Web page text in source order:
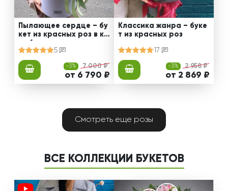
Пылающее сердце – бу
кет из красных роз в ко
робке
5
-3% 7 000 ₽
от 6 790 ₽
Классика жанра – буке
т из красных роз
17
-3% 2 958 ₽
от 2 869 ₽
Смотреть еще розы
ВСЕ КОЛЛЕКЦИИ БУКЕТОВ